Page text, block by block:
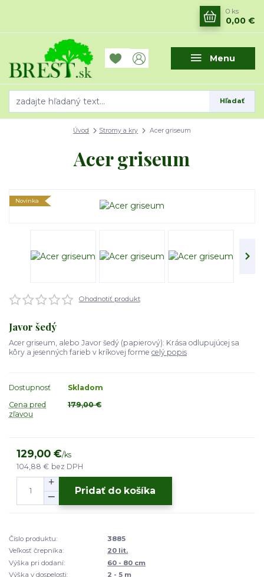
Menu
Hľadať
0 ks
0,00 €
Úvod Stromy a kry Acer griseum
Acer griseum
Novinka
Ohodnotiť produkt
Javor šedý
Acer griseum, alebo Javor šedý (papierový): Krása odlupujúcej sa
kôry a jesenných farieb v kríkovej forme celý popis
Dostupnosť
Skladom
Cena pred
zľavou
179,00 €
129,00 €/ks
104,88 € bez DPH
Pridať do košíka
Číslo produktu:
3885
Veľkosť črepníka:
20 lit.
Výška pri dodaní:
60 - 80 cm
Výška v dospelosti:
2 - 5 m